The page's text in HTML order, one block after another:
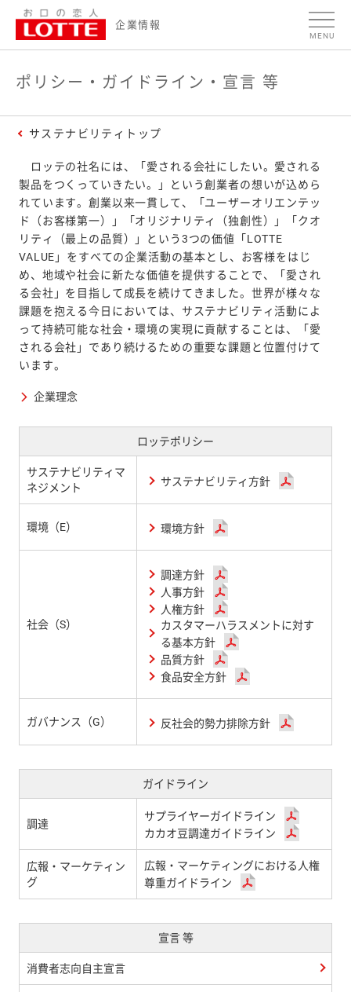
ポ
リ
シ
ガ
ド
ラ
イ
ン・
宣
言
等
企業情報
MENU
ポリシー・ガイドライン・宣言 等
サステナビリティトップ
ロッテの社名には、「愛される会社にしたい。愛される
製品をつくっていきたい。」という創業者の想いが込めら
れています。創業以来一貫して、「ユーザーオリエンテッ
ド（お客様第一）」「オリジナリティ（独創性）」「クオ
リティ（最上の品質）」という3つの価値「LOTTE
VALUE」をすべての企業活動の基本とし、お客様をはじ
め、地域や社会に新たな価値を提供することで、「愛され
る会社」を目指して成長を続けてきました。世界が様々な
課題を抱える今日においては、サステナビリティ活動によ
って持続可能な社会・環境の実現に貢献することは、「愛
される会社」であり続けるための重要な課題と位置付けて
います。
企業理念
ロッテポリシー
サステナビリティマ
ネジメント
サステナビリティ方針
環境（E） 環境方針
社会（S）
調達方針
人事方針
人権方針
カスタマーハラスメントに対す
る基本方針
品質方針
食品安全方針
ガバナンス（G） 反社会的勢力排除方針
ガイドライン
調達
サプライヤーガイドライン
カカオ豆調達ガイドライン
広報・マーケティン
グ
広報・マーケティングにおける人権
尊重ガイドライン
宣言 等
消費者志向自主宣言